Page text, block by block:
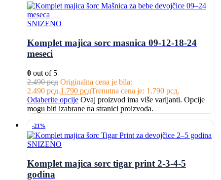
SNIZENO
Komplet majica sorc masnica 09-12-18-24
meseci
0 out of 5
2.490рсд Originalna cena je bila:
2.490 рсд.1.790 рсдTrenutna cena je: 1.790 рсд.
Odaberite opcije Ovaj proizvod ima više varijanti. Opcije
mogu biti izabrane na stranici proizvoda.
-21%
SNIZENO
Komplet majica sorc tigar print 2-3-4-5
godina